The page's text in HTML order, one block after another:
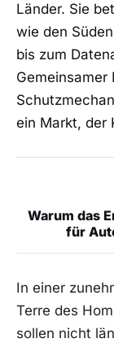
Länder. Sie
wie den
bis zum
Gemeinsamer
ein Markt, der
Warum das
für
In einer
Terre des
sollen nicht